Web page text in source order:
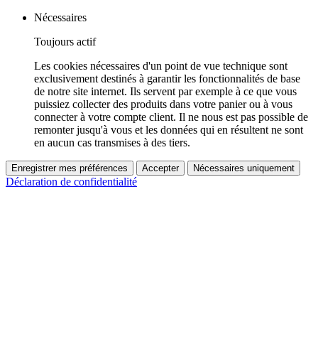
Nécessaires
Toujours actif
Les cookies nécessaires d'un point de vue technique sont
exclusivement destinés à garantir les fonctionnalités de base
de notre site internet. Ils servent par exemple à ce que vous
puissiez collecter des produits dans votre panier ou à vous
connecter à votre compte client. Il ne nous est pas possible de
remonter jusqu'à vous et les données qui en résultent ne sont
en aucun cas transmises à des tiers.
Enregistrer mes préférences Accepter Nécessaires uniquement
Déclaration de confidentialité